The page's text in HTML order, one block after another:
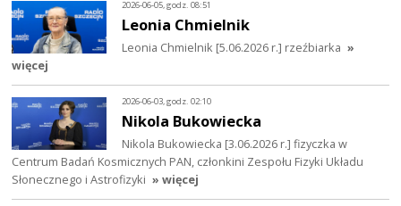
2026-06-05, godz. 08:51
Leonia Chmielnik
Leonia Chmielnik [5.06.2026 r.] rzeźbiarka »
więcej
2026-06-03, godz. 02:10
Nikola Bukowiecka
Nikola Bukowiecka [3.06.2026 r.] fizyczka w
Centrum Badań Kosmicznych PAN, członkini Zespołu Fizyki Układu
Słonecznego i Astrofizyki » więcej